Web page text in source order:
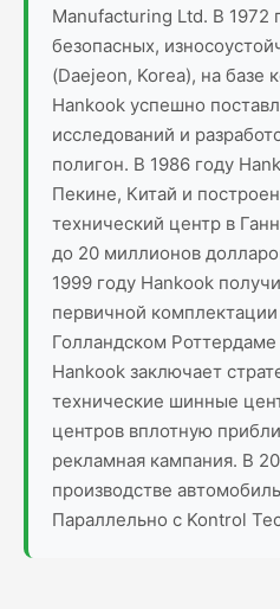
Manufacturing Ltd. В 1972
безопасных,
(Daejeon, Korea), на базе
Hankook успешно
исследований и
полигон. В 1986 году
Пекине, Китай и
технический центр в
до 20 миллионов
1999 году Hankook
первичной
Голландском
Hankook заключает
технические шинные
центров вплотную
рекламная кампания. В
производстве
Параллельно с Kontrol